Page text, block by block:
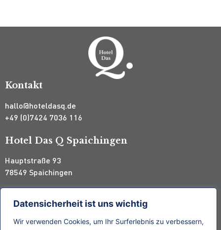
Datensicherheit ist uns wichtig
Wir verwenden Cookies, um Ihr Surferlebnis zu verbessern,
Kontakt
hallo@hoteldasq.de
+49 (0)7424 7036 116
Hotel Das Q Spaichingen
Hauptstraße 93
78549 Spaichingen
Hotel Das Q Aldingen
Spaichinger Straße 3